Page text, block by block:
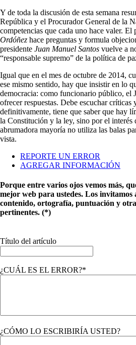
Y de toda la discusión de esta semana
República y el Procurador General de la
competencias que cada uno hace valer. El
Ordóñez hace preguntas y formula
presidente Juan Manuel Santos vuelve a
“responsable supremo” de la política de
Igual que en el mes de octubre de 2014,
ese mismo sentido, hay que insistir en lo
democracia: como funcionario público, el
ofrecer respuestas. Debe escuchar críticas
definitivamente, tiene que saber que hay
la Constitución y la ley, sino por el interés
abrumadora mayoría no utiliza las balas
vista.
REPORTE UN ERROR
AGREGAR INFORMACIÓN
Porque entre varios ojos vemos más,
mejor web para ustedes. Los
contenido, ortografía, puntuación y
pertinentes. (*)
Título del artículo
¿CUÁL ES EL ERROR?*
¿CÓMO LO ESCRIBIRÍA USTED?